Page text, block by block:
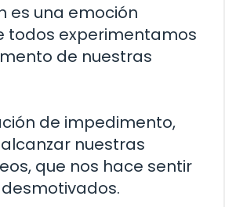
es una emoción
todos experimentamos
de nuestras
de impedimento,
nuestras
que nos hace sentir